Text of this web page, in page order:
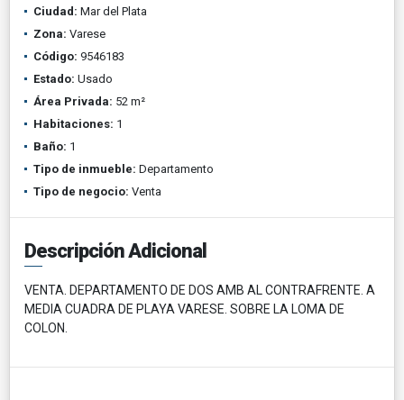
Ciudad: Mar del Plata
Zona: Varese
Código: 9546183
Estado: Usado
Área Privada: 52 m²
Habitaciones: 1
Baño: 1
Tipo de inmueble: Departamento
Tipo de negocio: Venta
Descripción Adicional
VENTA. DEPARTAMENTO DE DOS AMB AL CONTRAFRENTE. A
MEDIA CUADRA DE PLAYA VARESE. SOBRE LA LOMA DE
COLON.